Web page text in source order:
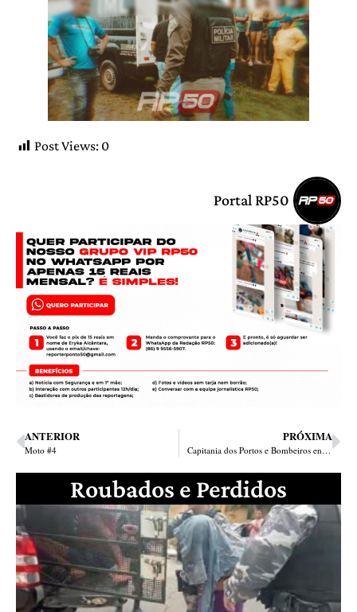
Post Views: 0
Portal RP50
ANTERIOR
Moto #4
PRÓXIMA
Capitania dos Portos e Bombeiros encontram corpo de advogado em praia no Maranhão
Roubados e Perdidos